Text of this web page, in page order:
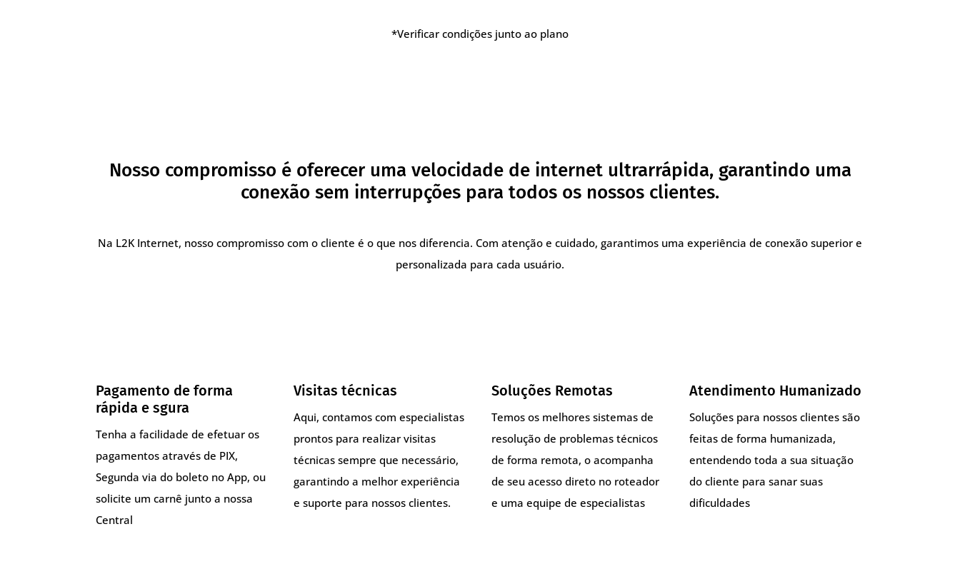
*Verificar condições junto ao plano
Nosso compromisso é oferecer uma velocidade de internet ultrarrápida, garantindo uma
conexão sem interrupções para todos os nossos clientes.
Na L2K Internet, nosso compromisso com o cliente é o que nos diferencia. Com atenção e cuidado, garantimos uma experiência de conexão superior e
personalizada para cada usuário.
Pagamento de forma
rápida e sgura
Tenha a facilidade de efetuar os
pagamentos através de PIX,
Segunda via do boleto no App, ou
solicite um carnê junto a nossa
Central
Visitas técnicas
Aqui, contamos com especialistas
prontos para realizar visitas
técnicas sempre que necessário,
garantindo a melhor experiência
e suporte para nossos clientes.
Soluções Remotas
Temos os melhores sistemas de
resolução de problemas técnicos
de forma remota, o acompanha
de seu acesso direto no roteador
e uma equipe de especialistas
Atendimento Humanizado
Soluções para nossos clientes são
feitas de forma humanizada,
entendendo toda a sua situação
do cliente para sanar suas
dificuldades